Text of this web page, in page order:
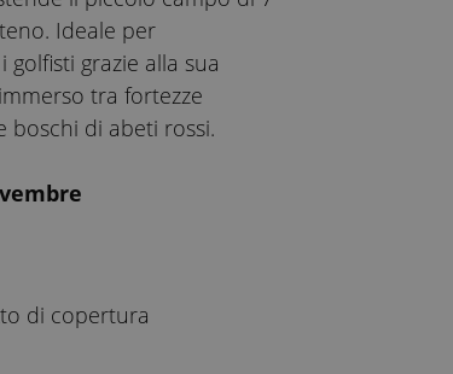
Ideale per
golfisti grazie alla sua
tra fortezze
boschi di abeti rossi.
di copertura